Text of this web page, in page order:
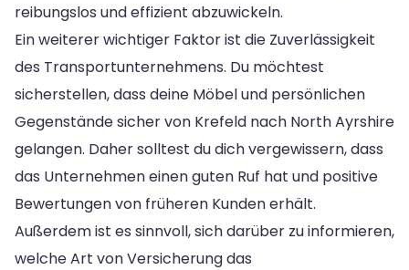
reibungslos und effizient abzuwickeln.
Ein weiterer wichtiger Faktor ist die Zuverlässigkeit
des Transportunternehmens. Du möchtest
sicherstellen, dass deine Möbel und persönlichen
Gegenstände sicher von Krefeld nach North Ayrshire
gelangen. Daher solltest du dich vergewissern, dass
das Unternehmen einen guten Ruf hat und positive
Bewertungen von früheren Kunden erhält.
Außerdem ist es sinnvoll, sich darüber zu informieren,
welche Art von Versicherung das